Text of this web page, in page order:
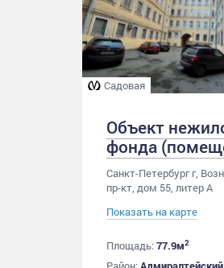
Садовая
Объект
фонда
Санкт-Петербург г,
пр-кт, дом 55, литер А
Показать на карте
Площадь:77.9м2